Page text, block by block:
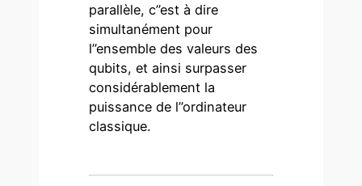
parallèle, c’’est à dire
simultanément pour
l’’ensemble des valeurs des
qubits, et ainsi surpasser
considérablement la
puissance de l’’ordinateur
classique.